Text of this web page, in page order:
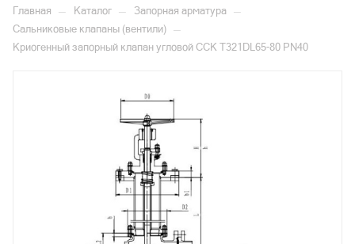
Главная — Каталог — Запорная арматура —
Сальниковые клапаны (вентили) —
Криогенный запорный клапан угловой CCK T321DL65-80 PN40